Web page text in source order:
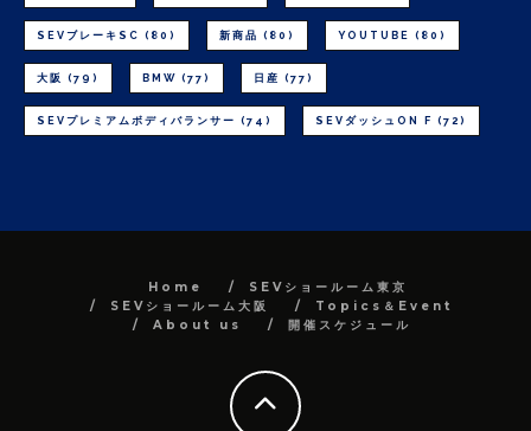
SEVブレーキSC (80) 新商品 (80) YOUTUBE (80)
大阪 (79) BMW (77) 日産 (77)
SEVプレミアムボディバランサー (74) SEVダッシュON F (72)
Home
SEVショールーム東京
SEVショールーム大阪
Topics＆Event
About us
開催スケジュール